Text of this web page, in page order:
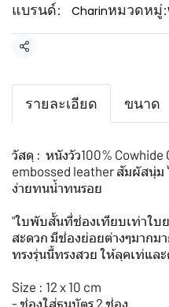
แบรนด์:
Charinหมวดหมู่:
แชร์
รายละเอียด ขนาด
วัสดุ : หนังวัว100% Cowhide
embossed leather สัมผัสนุ่
ง่ายทนน้ำทนรอย
"ใบพับสั้นที่ช่องเทียบเท่าใบย
สะดวก มีช่องย่อยต่างๆมากม
ทรงรุ่นนี้ทรงสวย ให้ลุคเท่แล
Size : 12 x 10 cm
- ช่องใส่ธนบัตร 2 ช่อง